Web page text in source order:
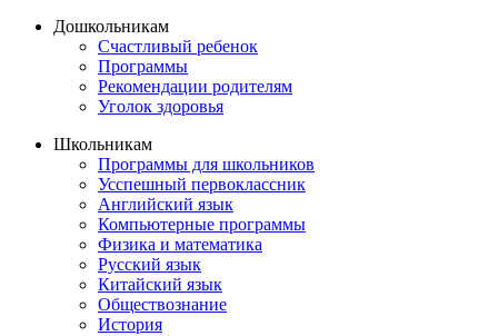
Дошкольникам
Счастливый ребенок
Программы
Рекомендации родителям
Уголок здоровья
Школьникам
Программы для школьников
Усспешный первоклассник
Английский язык
Компьютерные программы
Физика и математика
Русский язык
Китайский язык
Обществознание
История